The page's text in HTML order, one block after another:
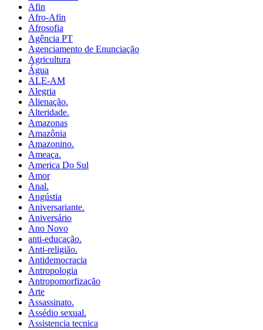
Afin
Afro-Afin
Afrosofia
Agência PT
Agenciamento de Enunciação
Agricultura
Água
ALE-AM
Alegria
Alienação.
Alteridade.
Amazonas
Amazônia
Amazonino.
Ameaça.
America Do Sul
Amor
Anal.
Angústia
Aniversariante.
Aniversário
Ano Novo
anti-educação.
Anti-religião.
Antidemocracia
Antropologia
Antropomorfização
Arte
Assassinato.
Assédio sexual.
Assistencia tecnica